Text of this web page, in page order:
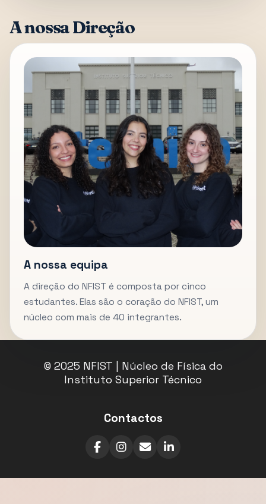
A nossa Direção
A nossa equipa
A direção do NFIST é composta por cinco
estudantes. Elas são o coração do NFIST, um
núcleo com mais de 40 integrantes.
© 2025 NFIST | Núcleo de Física do
Instituto Superior Técnico
Contactos